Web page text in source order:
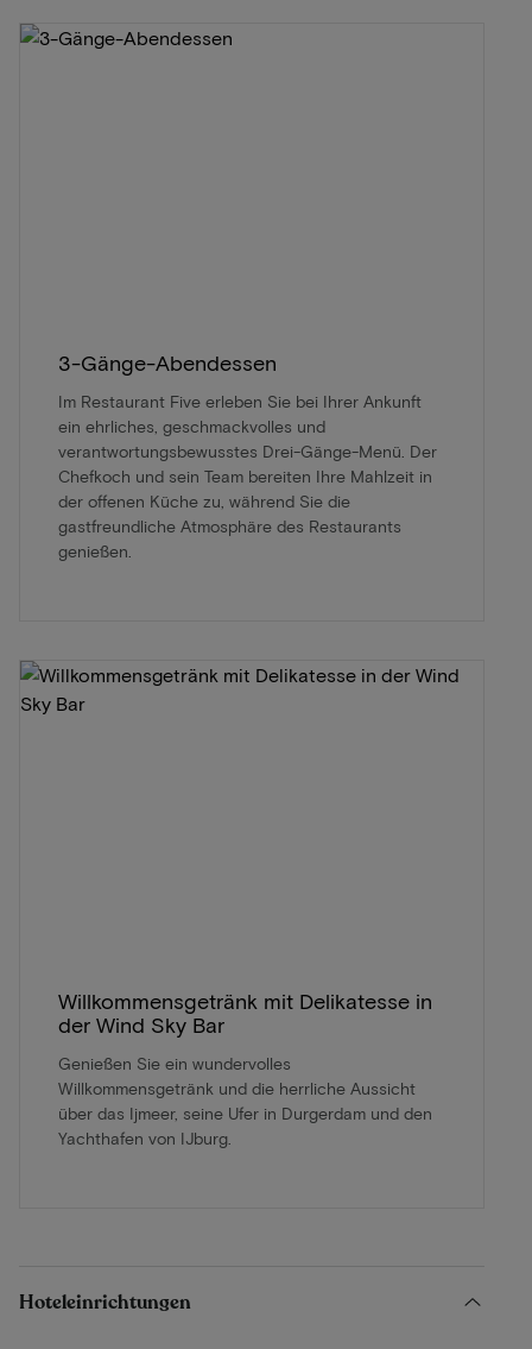
3-Gänge-Abendessen
Im Restaurant Five erleben Sie bei Ihrer Ankunft
ein ehrliches, geschmackvolles und
verantwortungsbewusstes Drei-Gänge-Menü. Der
Chefkoch und sein Team bereiten Ihre Mahlzeit in
der offenen Küche zu, während Sie die
gastfreundliche Atmosphäre des Restaurants
genießen.
Willkommensgetränk mit Delikatesse in
der Wind Sky Bar
Genießen Sie ein wundervolles
Willkommensgetränk und die herrliche Aussicht
über das Ijmeer, seine Ufer in Durgerdam und den
Yachthafen von IJburg.
Hoteleinrichtungen